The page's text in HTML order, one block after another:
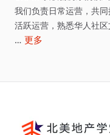
我们负责日常运营，共
活跃运营，熟悉华人社区
… 更多